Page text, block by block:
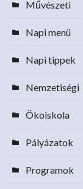
Művészeti
Napi menü
Napi tippek
Nemzetiségi
Ökoiskola
Pályázatok
Programok